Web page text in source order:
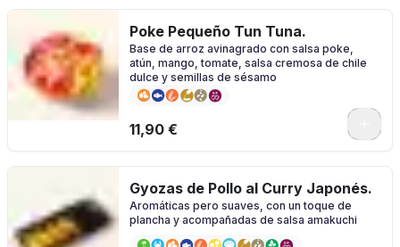
Poke Pequeño Tun Tuna.
Base de arroz avinagrado con salsa poke,
atún, mango, tomate, salsa cremosa de chile
dulce y semillas de sésamo
11,90 €
Gyozas de Pollo al Curry Japonés.
Aromáticas pero suaves, con un toque de
plancha y acompañadas de salsa amakuchi